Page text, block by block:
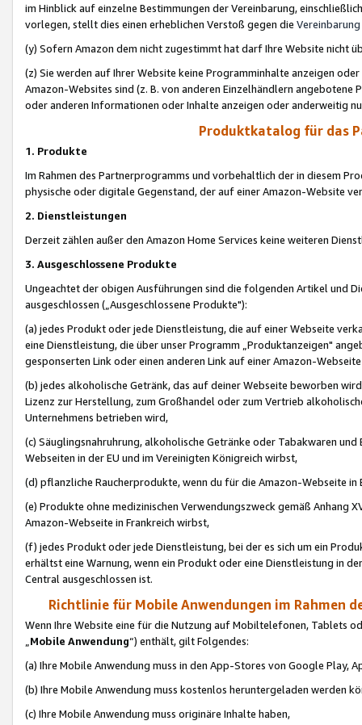
im Hinblick auf einzelne Bestimmungen der Vereinbarung,
vorlegen, stellt dies einen erheblichen Verstoß gegen die Vereinbarung
(y) Sofern Amazon dem nicht zugestimmt hat darf Ihre Website nicht
(z) Sie werden auf Ihrer Website keine Programminhalte anzeigen
Amazon-Websites sind (z. B. von anderen Einzelhändlern
oder anderen Informationen oder Inhalte anzeigen oder anderweitig
Produktkatalog für das
1. Produkte
Im Rahmen des Partnerprogramms und vorbehaltlich der in diesem
physische oder digitale Gegenstand, der auf einer Amazon-Website
2. Dienstleistungen
Derzeit zählen außer den Amazon Home Services keine weiteren
3. Ausgeschlossene Produkte
Ungeachtet der obigen Ausführungen sind die folgenden Artikel und
ausgeschlossen („Ausgeschlossene Produkte"):
(a) jedes Produkt oder jede Dienstleistung, die auf einer Webseite
eine Dienstleistung, die über unser Programm „Produktanzeigen"
gesponserten Link oder einen anderen Link auf einer Amazon-
(b) jedes alkoholische Getränk, das auf deiner Webseite beworben
Lizenz zur Herstellung, zum Großhandel oder zum Vertrieb
Unternehmens betrieben wird,
(c) Säuglingsnahruhrung, alkoholische Getränke oder Tabakwaren
Webseiten in der EU und im Vereinigten Königreich wirbst,
(d) pflanzliche Raucherprodukte, wenn du für die Amazon-Webseite in
(e) Produkte ohne medizinischen Verwendungszweck gemäß Anhang
Amazon-Webseite in Frankreich wirbst,
(f) jedes Produkt oder jede Dienstleistung, bei der es sich um ein
erhältst eine Warnung, wenn ein Produkt oder eine Dienstleistung in
Central ausgeschlossen ist.
Richtlinie für Mobile Anwendungen im Rahmen
Wenn Ihre Website eine für die Nutzung auf Mobiltelefonen, Tablets
„Mobile Anwendung“) enthält, gilt Folgendes:
(a) Ihre Mobile Anwendung muss in den App-Stores von Google Play,
(b) Ihre Mobile Anwendung muss kostenlos heruntergeladen werden
(c) Ihre Mobile Anwendung muss originäre Inhalte haben,